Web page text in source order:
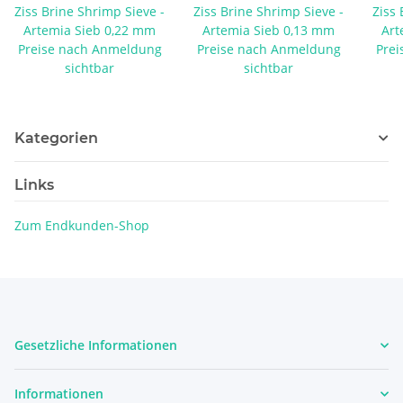
Ziss Brine Shrimp Sieve -
Artemia Sieb 0,22 mm
Preise nach Anmeldung
sichtbar
Ziss Brine Shrimp Sieve -
Artemia Sieb 0,13 mm
Preise nach Anmeldung
sichtbar
Ziss
Kategorien
Links
Zum Endkunden-Shop
Gesetzliche Informationen
Informationen